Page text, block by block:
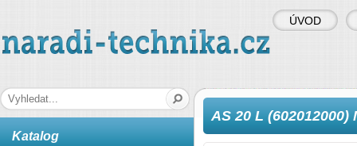
naradi-technika.cz
AS 20 L (602012000)
Katalog
ÚVOD
Hledaná fráze